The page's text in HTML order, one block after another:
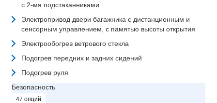
с 2-мя подстаканниками
Электропривод двери багажника с дистанционным и
сенсорным управлением, с памятью высоты открытия
Электрообогрев ветрового стекла
Подогрев передних и задних сидений
Подогрев руля
Безопасность
47 опций